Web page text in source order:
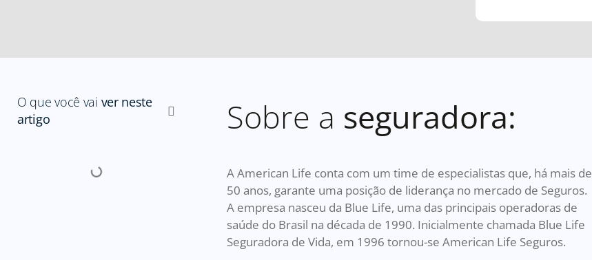
O que você vai ver neste
artigo
Sobre a seguradora:
A American Life conta com um time de especialistas que, há mais de
50 anos, garante uma posição de liderança no mercado de Seguros.
A empresa nasceu da Blue Life, uma das principais operadoras de
saúde do Brasil na década de 1990. Inicialmente chamada Blue Life
Seguradora de Vida, em 1996 tornou-se American Life Seguros.